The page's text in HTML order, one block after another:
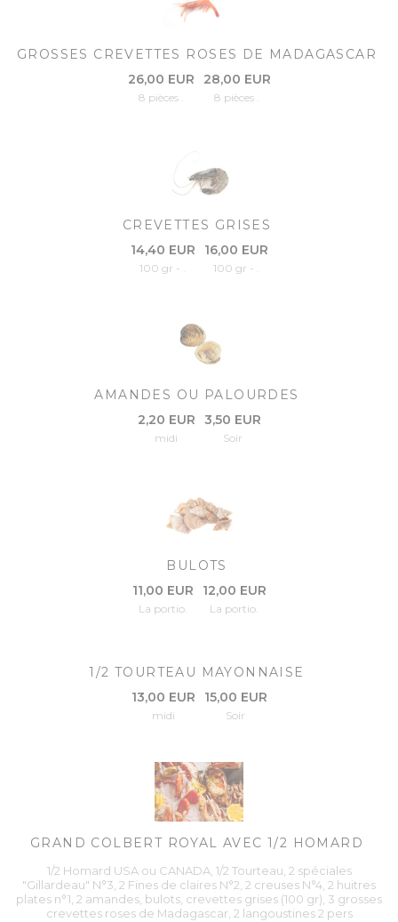
GROSSES CREVETTES ROSES DE MADAGASCAR
26,00 EUR
8 pièces .
28,00 EUR
8 pièces .
CREVETTES GRISES
14,40 EUR
100 gr - .
16,00 EUR
100 gr - .
AMANDES OU PALOURDES
2,20 EUR
midi
3,50 EUR
Soir
BULOTS
11,00 EUR
La portio.
12,00 EUR
La portio.
1/2 TOURTEAU MAYONNAISE
13,00 EUR
midi
15,00 EUR
Soir
GRAND COLBERT ROYAL AVEC 1/2 HOMARD
1/2 Homard USA ou CANADA, 1/2 Tourteau, 2 spéciales
"Gillardeau" N°3, 2 Fines de claires N°2, 2 creuses N°4, 2 huitres
plates n°1, 2 amandes, bulots, crevettes grises (100 gr), 3 grosses
crevettes roses de Madagascar, 2 langoustines 2 pers